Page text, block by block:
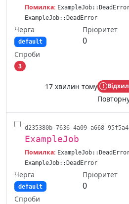
Помилка:
ExampleJob::DeadError
Черга
default
Пріоритет
0
Спроби
3
17 хвилин тому
d235380b-7636-4a09-a668-
ExampleJob
Помилка:
ExampleJob::DeadError
Черга
default
Пріоритет
0
Спроби